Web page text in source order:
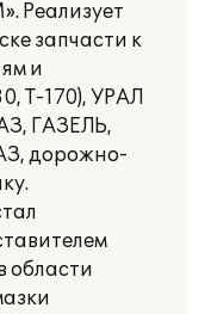
Реализует
запчасти к
и
Т-170), УРАЛ
ГАЗЕЛЬ,
дорожно-
области